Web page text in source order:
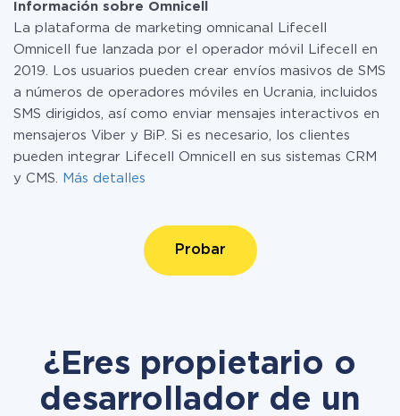
Información sobre Omnicell
La plataforma de marketing omnicanal Lifecell
Omnicell fue lanzada por el operador móvil Lifecell en
2019. Los usuarios pueden crear envíos masivos de SMS
a números de operadores móviles en Ucrania, incluidos
SMS dirigidos, así como enviar mensajes interactivos en
mensajeros Viber y BiP. Si es necesario, los clientes
pueden integrar Lifecell Omnicell en sus sistemas CRM
y CMS.
Más detalles
Probar
¿Eres propietario o
desarrollador de un